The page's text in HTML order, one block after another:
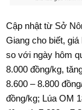
Cập nhật từ Sở
Giang cho biết,
so với ngày hôm
8.000 đồng/kg,
8.600 – 8.800
đồng/kg; Lúa OM